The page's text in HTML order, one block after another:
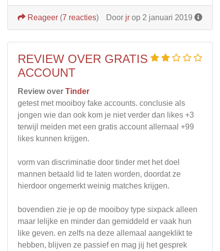
Door jr op 2 januari 2019
Reageer (7 reacties)
REVIEW OVER GRATIS
ACCOUNT
Review over Tinder
getest met mooiboy fake accounts. conclusie als
jongen wie dan ook kom je niet verder dan likes +3
terwijl meiden met een gratis account allemaal +99
likes kunnen krijgen.
vorm van discriminatie door tinder met het doel
mannen betaald lid te laten worden, doordat ze
hierdoor ongemerkt weinig matches krijgen.
bovendien zie je op de mooiboy type sixpack alleen
maar lelijke en minder dan gemiddeld er vaak hun
like geven. en zelfs na deze allemaal aangeklikt te
hebben, blijven ze passief en mag jij het gesprek